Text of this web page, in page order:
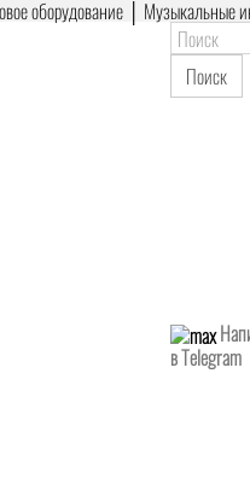
оборудование │
Поиск
в Telegram